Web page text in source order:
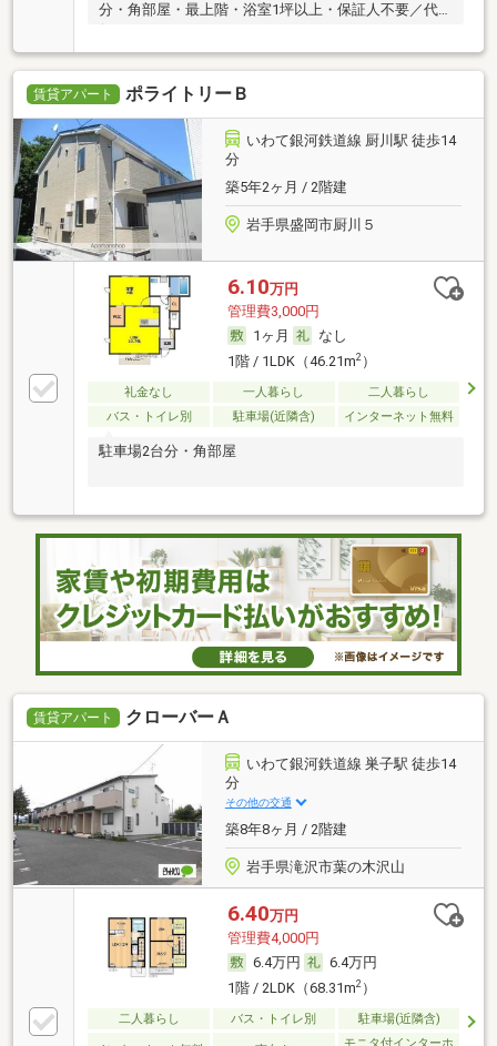
分・角部屋・最上階・浴室1坪以上・保証人不要／代
賃貸アパート ポライトリーＢ
いわて銀河鉄道線 厨川駅 徒歩14
分
築5年2ヶ月 / 2階建
岩手県盛岡市厨川５
6.10万円
管理費3,000円
1ヶ月
なし
1階 / 1LDK（46.21m2）
礼金なし 一人暮らし
二人暮らし
バス・トイレ別
駐車場(近隣含) インターネット無料
駐車場2台分・角部屋
賃貸アパート クローバーＡ
いわて銀河鉄道線 巣子駅 徒歩14
分
その他の交通
築8年8ヶ月 / 2階建
岩手県滝沢市葉の木沢山
6.40万円
管理費4,000円
6.4万円
6.4万円
1階 / 2LDK（68.31m2）
二人暮らし バス・トイレ別 駐車場(近隣含)